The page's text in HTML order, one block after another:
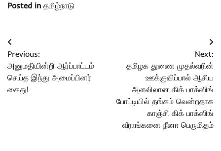
Posted in தமிழ்நாடு
Post
navigation
Previous:
அனுமதியின்றி ஆர்ப்பாட்டம்
செய்த இந்து அமைப்பினர்
கைது!
Next:
தமிழக துணை முதல்வரின்
ஊக்குவிப்பால் ஆசிய
அளவிலான கிக் பாக்ஸிங்
போட்டியில் தங்கம் வென்றதாக
காஞ்சி கிக் பாக்ஸிங்
வீராங்கனை நீனா பெருமிதம்